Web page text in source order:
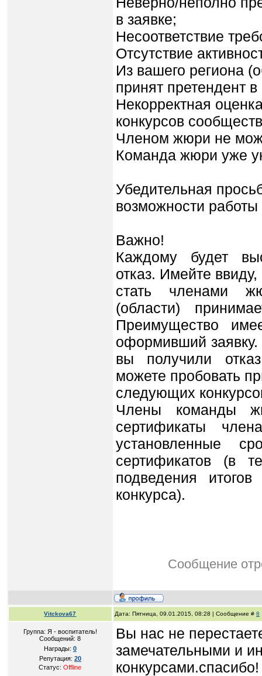
в заявке;
Несоответствие
Отсутствие
Из вашего региона
принят претендент
Некорректная
конкурсов
Членом жюри не
Команда жюри уже
Убедительная
возможности
Важно!
Каждому будет
отказ. Имейте
стать членами
(области)
Преимущество
оформивший заявку.
вы получили
можете пробовать
следующих
Члены команды
сертификаты
установленные
сертификатов (в
подведения
конкурса).
Сообщение
Vitckova67 Дата: Пятница, 09.01.2015, 08:28 | Сообщение # 8
Группа: Я - воспитатель!
Сообщений:8
Награды: 0
Репутация: 20
Статус:Offline
Вы нас не
замечательными и
конкурсами.спасибо!